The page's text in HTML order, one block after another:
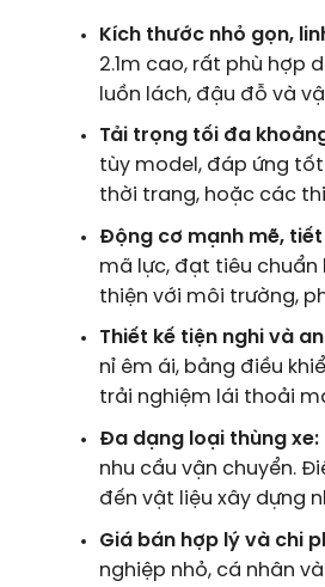
Kích thước nhỏ gọn,
2.1m cao, rất phù hợp
luồn lách, đậu đỗ và
Tải trọng tối đa
tùy model, đáp ứng tốt
thời trang, hoặc các
Động cơ mạnh mẽ, tiết
mã lực, đạt tiêu chuẩn
thiện với môi trường,
Thiết kế tiện nghi và
nỉ êm ái, bảng điều
trải nghiệm lái thoải
Đa dạng loại thùng xe:
nhu cầu vận chuyển.
đến vật liệu xây dựng
Giá bán hợp lý và chi
nghiệp nhỏ, cá nhân